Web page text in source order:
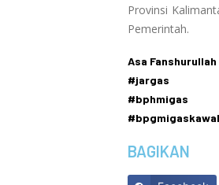
Provinsi
Pemerintah.
Asa
#jargas
#bphmigas
BAGIKAN